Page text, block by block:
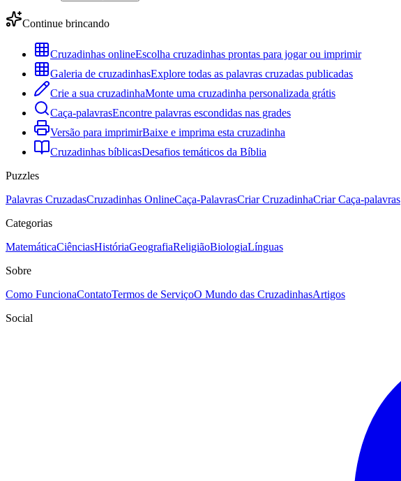
Continue brincando
Cruzadinhas onlineEscolha cruzadinhas prontas para jogar ou imprimir
Galeria de cruzadinhasExplore todas as palavras cruzadas publicadas
Crie a sua cruzadinhaMonte uma cruzadinha personalizada grátis
Caça-palavrasEncontre palavras escondidas nas grades
Versão para imprimirBaixe e imprima esta cruzadinha
Cruzadinhas bíblicasDesafios temáticos da Bíblia
Puzzles
Palavras CruzadasCruzadinhas OnlineCaça-PalavrasCriar CruzadinhaCriar Caça-palavras
Categorias
MatemáticaCiênciasHistóriaGeografiaReligiãoBiologiaLínguas
Sobre
Como FuncionaContatoTermos de ServiçoO Mundo das CruzadinhasArtigos
Social